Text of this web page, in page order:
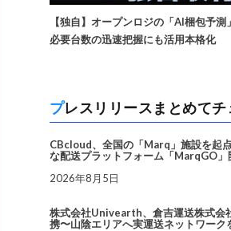
【独自】オープンロジの「AI梱包予測
必要台数の迅速把握にも活用本格化
プレスリリースまとめて
CBcloud、全国の「Marq」施設を起
な配送プラットフォーム「MarqGO」
2026年8月5日
株式会社Univearth、倉吉運送株式会
携〜山陰エリアへ実運送ネットワーク